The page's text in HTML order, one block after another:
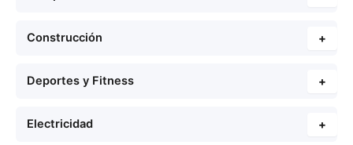
Construcción +
Deportes y Fitness +
Electricidad +